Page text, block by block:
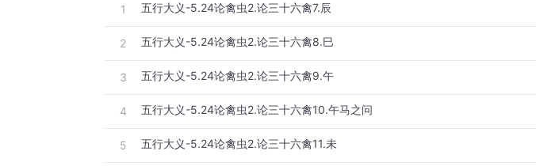
1 五行大义-5.24论禽虫2.论三十六禽7.辰
2 五行大义-5.24论禽虫2.论三十六禽8.巳
3 五行大义-5.24论禽虫2.论三十六禽9.午
4 五行大义-5.24论禽虫2.论三十六禽10.午马之问
5 五行大义-5.24论禽虫2.论三十六禽11.未